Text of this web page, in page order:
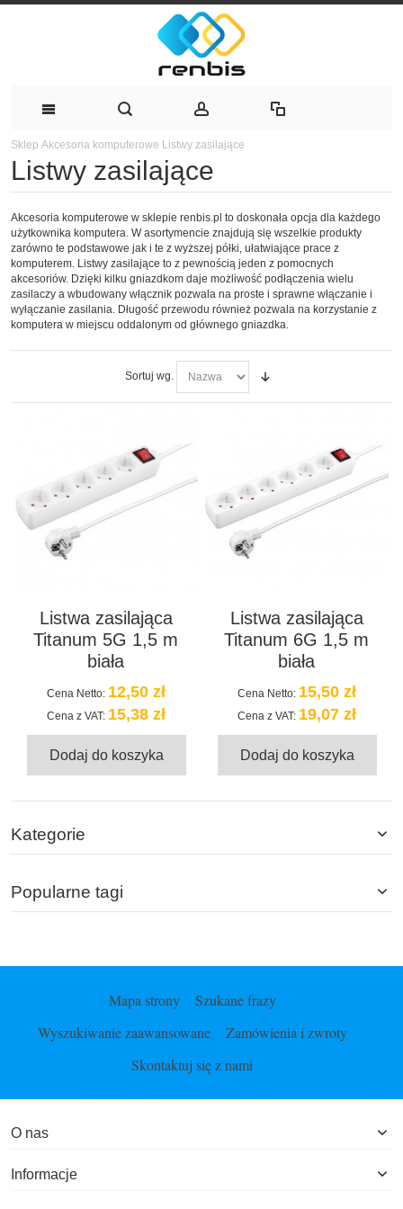
Sklep Akcesoria komputerowe Listwy zasilające
Listwy zasilające
Akcesoria komputerowe w sklepie renbis.pl to doskonała opcja dla każdego
użytkownika komputera. W asortymencie znajdują się wszelkie produkty
zarówno te podstawowe jak i te z wyższej półki, ułatwiające prace z
komputerem. Listwy zasilające to z pewnością jeden z pomocnych
akcesoriów. Dzięki kilku gniazdkom daje możliwość podłączenia wielu
zasilaczy a wbudowany włącznik pozwala na proste i sprawne włączanie i
wyłączanie zasilania. Długość przewodu również pozwala na korzystanie z
komputera w miejscu oddalonym od głównego gniazdka.
Sortuj wg.
Listwa zasilająca
Titanum 5G 1,5 m
biała
Cena Netto: 12,50 zł
Cena z VAT: 15,38 zł
Dodaj do koszyka
Listwa zasilająca
Titanum 6G 1,5 m
biała
Cena Netto: 15,50 zł
Cena z VAT: 19,07 zł
Dodaj do koszyka
Kategorie
Popularne tagi
Mapa strony
Szukane frazy
Wyszukiwanie zaawansowane
Zamówienia i zwroty
Skontaktuj się z nami
O nas
Informacje